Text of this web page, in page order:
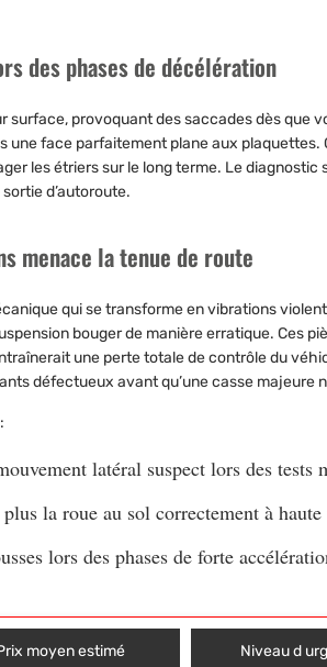
des phases de décélération
provoquant des saccades dès que
une face parfaitement plane aux plaquettes.
les étriers sur le long terme. Le diagnostic
d’autoroute.
menace la tenue de route
qui se transforme en vibrations
bouger de manière erratique. Ces
une perte totale de contrôle du
défectueux avant qu’une casse majeure
latéral suspect lors des tests
la roue au sol correctement à haute
lors des phases de forte
moyen estimé Niveau d